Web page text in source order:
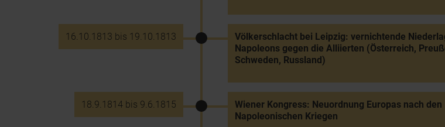
16.10.1813 bis 19.10.1813
Völkerschlacht bei Leipzig: vernichtende
Napoleons gegen die Alliierten (Österreich,
Schweden, Russland)
18.9.1814 bis 9.6.1815
Wiener Kongress: Neuordnung Europas nach den
Napoleonischen Kriegen